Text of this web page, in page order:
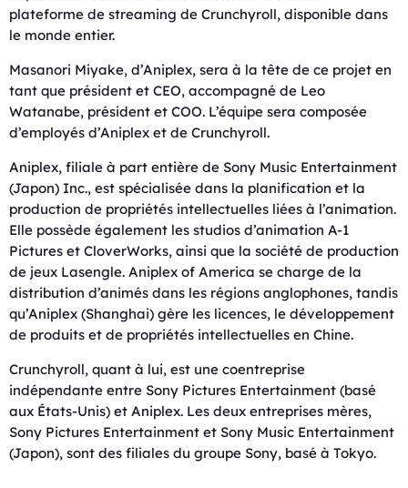
plateforme de streaming de Crunchyroll, disponible dans
le monde entier.
Masanori Miyake, d’Aniplex, sera à la tête de ce projet en
tant que président et CEO, accompagné de Leo
Watanabe, président et COO. L’équipe sera composée
d’employés d’Aniplex et de Crunchyroll.
Aniplex, filiale à part entière de Sony Music Entertainment
(Japon) Inc., est spécialisée dans la planification et la
production de propriétés intellectuelles liées à l’animation.
Elle possède également les studios d’animation A-1
Pictures et CloverWorks, ainsi que la société de production
de jeux Lasengle. Aniplex of America se charge de la
distribution d’animés dans les régions anglophones, tandis
qu’Aniplex (Shanghai) gère les licences, le développement
de produits et de propriétés intellectuelles en Chine.
Crunchyroll, quant à lui, est une coentreprise
indépendante entre Sony Pictures Entertainment (basé
aux États-Unis) et Aniplex. Les deux entreprises mères,
Sony Pictures Entertainment et Sony Music Entertainment
(Japon), sont des filiales du groupe Sony, basé à Tokyo.